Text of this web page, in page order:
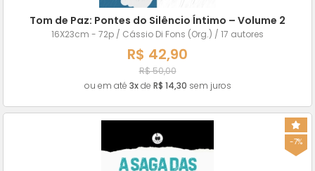
Tom de Paz: Pontes do Silêncio Íntimo – Volume 2
16X23cm - 72p / Cássio Di Fons (Org.) / 17 autores
R$ 42,90
R$ 50,00
ou em até 3xde R$ 14,30 sem juros
-7%